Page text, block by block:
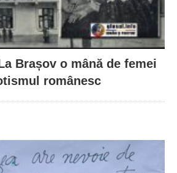
Brașov o mână de femei
românesc